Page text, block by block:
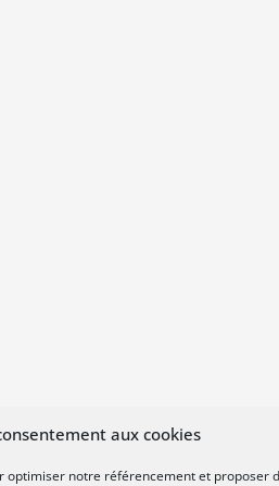
aux cookies
optimiser notre référencement et proposer